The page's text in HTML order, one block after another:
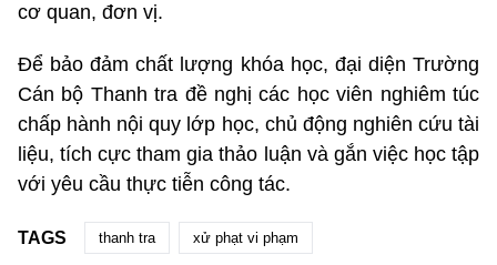
cơ quan, đơn vị.
Để bảo đảm chất lượng khóa học, đại diện Trường
Cán bộ Thanh tra đề nghị các học viên nghiêm túc
chấp hành nội quy lớp học, chủ động nghiên cứu tài
liệu, tích cực tham gia thảo luận và gắn việc học tập
với yêu cầu thực tiễn công tác.
TAGS thanh tra xử phạt vi phạm